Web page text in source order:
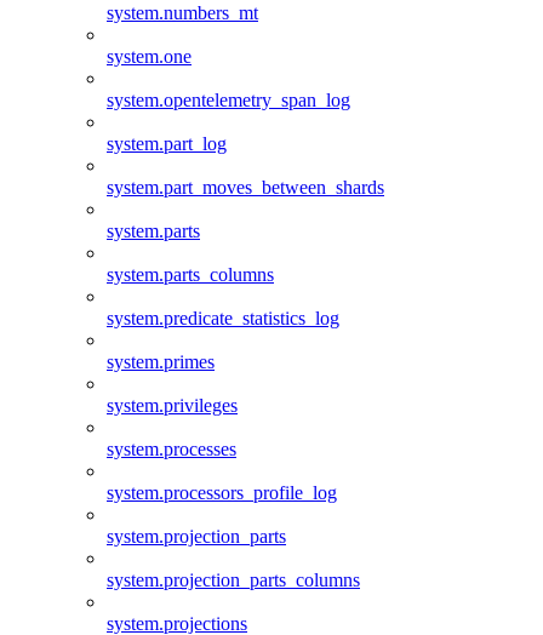
system.numbers_mt
system.one
system.opentelemetry_span_log
system.part_log
system.part_moves_between_shards
system.parts
system.parts_columns
system.predicate_statistics_log
system.primes
system.privileges
system.processes
system.processors_profile_log
system.projection_parts
system.projection_parts_columns
system.projections